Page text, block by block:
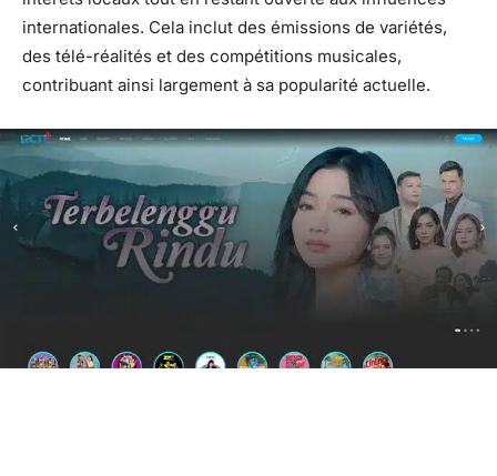
internationales. Cela inclut des émissions de variétés,
des télé-réalités et des compétitions musicales,
contribuant ainsi largement à sa popularité actuelle.